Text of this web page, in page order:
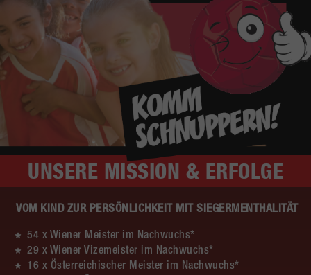
UNSERE MISSION & ERFOLGE
VOM KIND ZUR PERSÖNLICHKEIT MIT SIEGERMENTHALITÄT
54 x Wiener Meister im Nachwuchs*
29 x Wiener Vizemeister im Nachwuchs*
16 x Österreichischer Meister im Nachwuchs*